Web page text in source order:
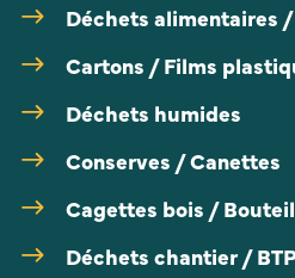
Déchets alimentaires
Cartons / Films
Déchets humides
Conserves / Canettes
Cagettes bois /
Déchets chantier /